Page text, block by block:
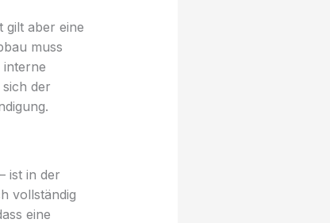
gilt aber eine
muss
interne
der
ist in der
vollständig
eine